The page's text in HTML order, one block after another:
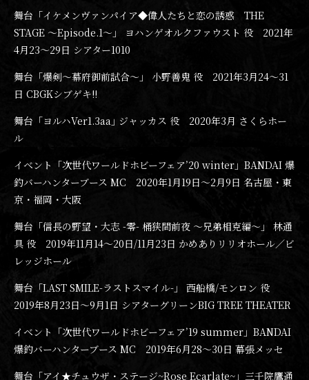
舞台「イケメンヴァンパイア◆偉人たちと恋の誘惑 THE
STAGE ～Episode.1～」 ヨハンゲオルクファウスト 役 2021年
4月23〜29日 シアター1010
舞台「爆剣〜幕府御前試合〜」 小野善鬼 役 2021年3月24〜31
日 CBGKシブゲキ!!
舞台「ヨルハVer1.3aa｣ ジャッカス 役 2020年3月 さくらホー
ル
イベント「次世代ワールドホビーフェア’20 winter」BANDAI 爆
釣バーハンターブース MC 2020年1月19日〜2月9日 名古屋・東
京・福岡・大阪
舞台「信長の野望・大志 -零- 桶狭間前夜 ～兄弟相克編～」 林通
具 役 2019年11月14〜20日/11月23日 かめありリリオホール／ビ
レッジホール
舞台「LAST SMILE-ラストスマイル-」 西船橋/モンロン 役
2019年8月23日〜9月1日 シアターグリーンBIG TREE THEATER
イベント「次世代ワールドホビーフェア’19 summer」BANDAI
爆釣バーハンターブース MC 2019年6月28〜30日 幕張メッセ
舞台「アイ★チュウザ・ステージ~Rose Ecarlate~」三千院鷹通